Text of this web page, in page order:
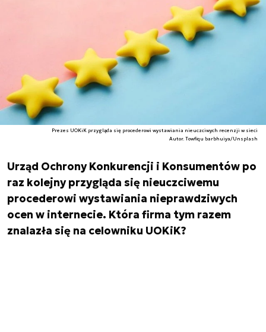
Prezes UOKiK przygląda się procederowi wystawiania nieuczciwych recenzji w sieci
Autor. Towfiqu barbhuiya/Unsplash
Urząd Ochrony Konkurencji i Konsumentów po
raz kolejny przygląda się nieuczciwemu
procederowi wystawiania nieprawdziwych
ocen w internecie. Która firma tym razem
znalazła się na celowniku UOKiK?